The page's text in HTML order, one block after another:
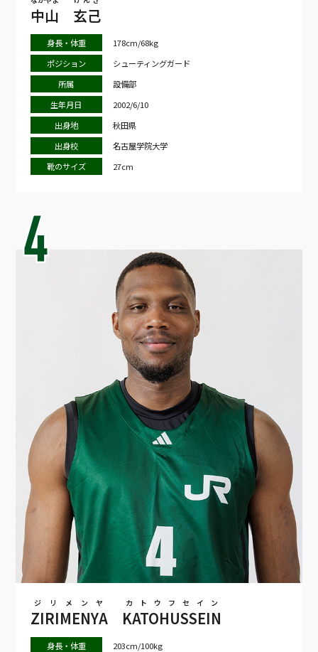
中山 玄己
身長・体重
178cm/68kg
ポジション
シューティングガード
所属
設備部
生年月日
2002/6/10
出身地
秋田県
出身校
名古屋学院大学
靴のサイズ
27cm
ZIRIMENYA
ジリメンヤ
KATOHUSSEIN
カトウフセイン
身長・体重
203cm/100kg